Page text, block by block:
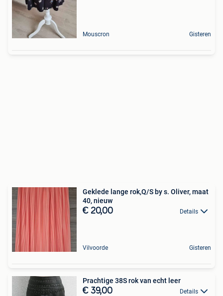
Mouscron Gisteren
Geklede lange rok,Q/S by s. Oliver, maat
40, nieuw
€ 20,00 Details
Vilvoorde Gisteren
Prachtige 38S rok van echt leer
€ 39,00 Details